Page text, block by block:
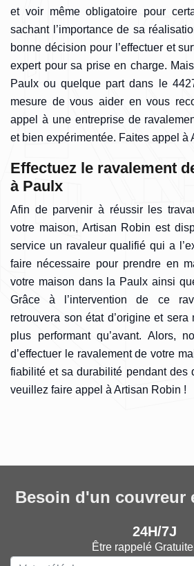
et voir même obligatoire pour
sachant l’importance de sa
bonne décision pour l’effectuer et
expert pour sa prise en charge.
Paulx ou quelque part dans le
mesure de vous aider en vous
appel à une entreprise de
et bien expérimentée. Faites appel à
Effectuez le ravalement
à Paulx
Afin de parvenir à réussir les
votre maison, Artisan Robin est
service un ravaleur qualifié qui a
faire nécessaire pour prendre en
votre maison dans la Paulx ainsi
Grâce à l’intervention de ce
retrouvera son état d’origine et sera
plus performant qu’avant. Alors,
d’effectuer le ravalement de votre
fiabilité et sa durabilité pendant des
veuillez faire appel à Artisan Robin !
Besoin d'un couvreur
24H/7J
Être rappelé